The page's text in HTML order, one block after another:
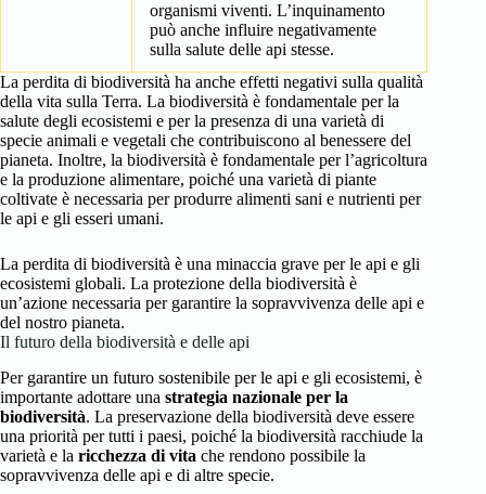
organismi viventi. L’inquinamento
può anche influire negativamente
sulla salute delle api stesse.
La perdita di biodiversità ha anche effetti negativi sulla qualità
della vita sulla Terra. La biodiversità è fondamentale per la
salute degli ecosistemi e per la presenza di una varietà di
specie animali e vegetali che contribuiscono al benessere del
pianeta. Inoltre, la biodiversità è fondamentale per l’agricoltura
e la produzione alimentare, poiché una varietà di piante
coltivate è necessaria per produrre alimenti sani e nutrienti per
le api e gli esseri umani.
La perdita di biodiversità è una minaccia grave per le api e gli
ecosistemi globali. La protezione della biodiversità è
un’azione necessaria per garantire la sopravvivenza delle api e
del nostro pianeta.
Il futuro della biodiversità e delle api
Per garantire un futuro sostenibile per le api e gli ecosistemi, è
importante adottare una strategia nazionale per la
biodiversità. La preservazione della biodiversità deve essere
una priorità per tutti i paesi, poiché la biodiversità racchiude la
varietà e la ricchezza di vita che rendono possibile la
sopravvivenza delle api e di altre specie.